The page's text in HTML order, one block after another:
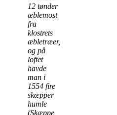
12 tønder
æblemost
fra
klostrets
æbletræer,
og på
loftet
havde
man i
1554 fire
skæpper
humle
(Skæppe